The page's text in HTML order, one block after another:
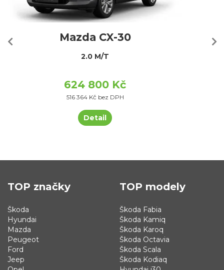
Mazda CX-30
2.0 M/T
624 800 Kč
516 364 Kč bez DPH
Detail
TOP značky
Škoda
Hyundai
Mazda
Peugeot
Ford
Jeep
TOP modely
Škoda Fabia
Škoda Kamiq
Škoda Karoq
Škoda Octavia
Škoda Scala
Škoda Kodiaq